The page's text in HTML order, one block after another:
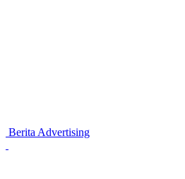
Berita Advertising